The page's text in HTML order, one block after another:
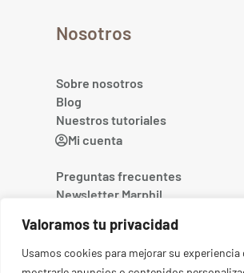
Valoramos tu privacidad
Usamos cookies para mejorar su experiencia
Nosotros
Sobre nosotros
Blog
Nuestros tutoriales
Mi cuenta
Preguntas frecuentes
Newsletter Marphil